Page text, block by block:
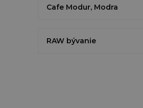
Cafe Modur, Modra
RAW bývanie